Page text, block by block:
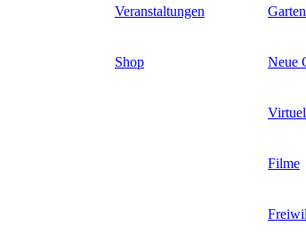
Veranstaltungen
Shop
Garten
Neue
Filme